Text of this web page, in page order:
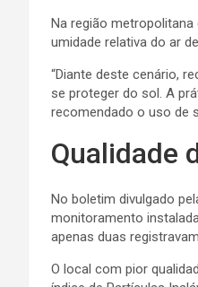
Na região metropolitana
umidade relativa do ar
“Diante deste cenário,
se proteger do sol. A
recomendado o uso de
Qualidade
No boletim divulgado
monitoramento
apenas duas
O local com pior